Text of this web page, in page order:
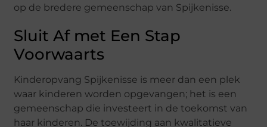
op de bredere gemeenschap van Spijkenisse.
Sluit Af met Een Stap
Voorwaarts
Kinderopvang Spijkenisse is meer dan een plek
waar kinderen worden opgevangen; het is een
gemeenschap die investeert in de toekomst van
haar kinderen. De toewijding aan kwalitatieve